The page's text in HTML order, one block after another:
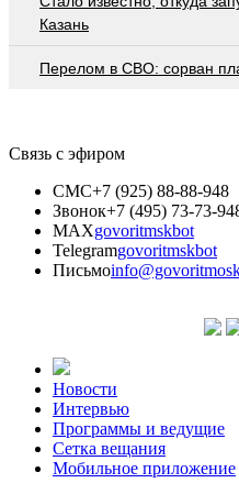
Казань
Перелом в СВО: сорван
Связь с эфиром
СМС+7 (925) 88-88-948
Звонок+7 (495) 73-73-
MAXgovoritmskbot
Telegramgovoritmskbot
Письмо
Новости
Интервью
Программы и ведущие
Сетка вещания
Мобильное приложение